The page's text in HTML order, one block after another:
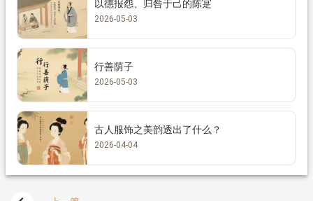
以德报怨、归咎于己的陈寔
2026-05-03
行善荫子
2026-05-03
古人服饰之美韵透出了什么？
2026-04-04